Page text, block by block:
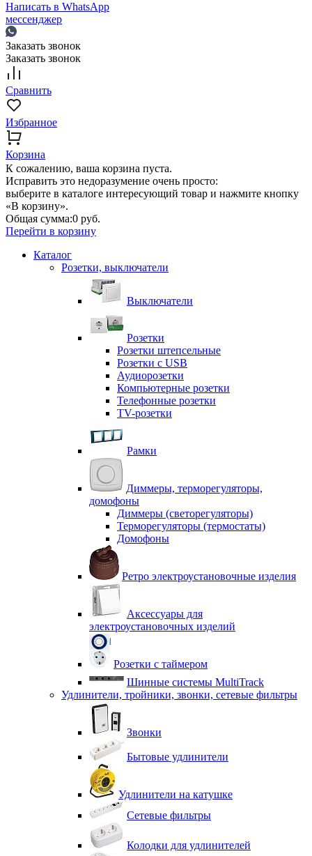
Написать в WhatsApp
мессенджер
Заказать звонок
Заказать звонок
Сравнить
Избранное
Корзина
К сожалению, ваша корзина пуста.
Исправить это недоразумение очень просто:
выберите в каталоге интересующий товар и нажмите кнопку
«В корзину».
Общая сумма:0 руб.
Перейти в корзину
Каталог
Розетки, выключатели
Выключатели
Розетки
Розетки штепсельные
Розетки с USB
Аудиорозетки
Компьютерные розетки
Телефонные розетки
TV-розетки
Рамки
Диммеры, терморегуляторы,
домофоны
Диммеры (светорегуляторы)
Терморегуляторы (термостаты)
Домофоны
Ретро электроустановочные изделия
Аксессуары для
электроустановочных изделий
Розетки с таймером
Шинные системы MultiTrack
Удлинители, тройники, звонки, сетевые фильтры
Звонки
Бытовые удлинители
Удлинители на катушке
Сетевые фильтры
Колодки для удлинителей